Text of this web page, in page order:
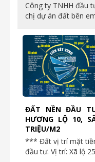
Công ty TNHH đầu
chị dự án đất bên
ĐẤT NỀN ĐẦU
HƯƠNG LỘ 10,
TRIỆU/M2
*** Đất vị trí mặt
đầu tư. Vị trí: Xã lộ